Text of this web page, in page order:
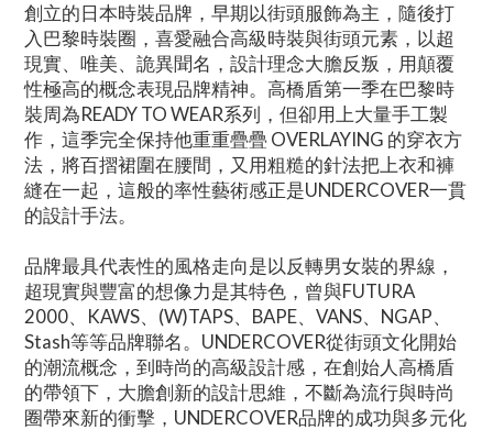
創立的日本時裝品牌，早期以街頭服飾為主，隨後打
入巴黎時裝圈，喜愛融合高級時裝與街頭元素，以超
現實、唯美、詭異聞名，設計理念大膽反叛，用顛覆
性極高的概念表現品牌精神。高橋盾第一季在巴黎時
裝周為READY TO WEAR系列，但卻用上大量手工製
作，這季完全保持他重重疊疊 OVERLAYING 的穿衣方
法，將百摺裙圍在腰間，又用粗糙的針法把上衣和褲
縫在一起，這般的率性藝術感正是UNDERCOVER一貫
的設計手法。
品牌最具代表性的風格走向是以反轉男女裝的界線，
超現實與豐富的想像力是其特色，曾與FUTURA
2000、KAWS、(W)TAPS、BAPE、VANS、NGAP、
Stash等等品牌聯名。UNDERCOVER從街頭文化開始
的潮流概念，到時尚的高級設計感，在創始人高橋盾
的帶領下，大膽創新的設計思維，不斷為流行與時尚
圈帶來新的衝擊，UNDERCOVER品牌的成功與多元化